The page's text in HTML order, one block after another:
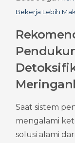
Bekerja Lebih
Saat sistem
mengalami
solusi alami